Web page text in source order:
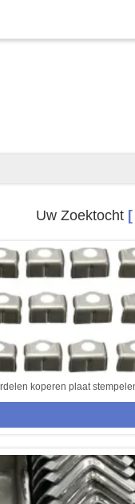
Uw Zoektocht
koperen plaat